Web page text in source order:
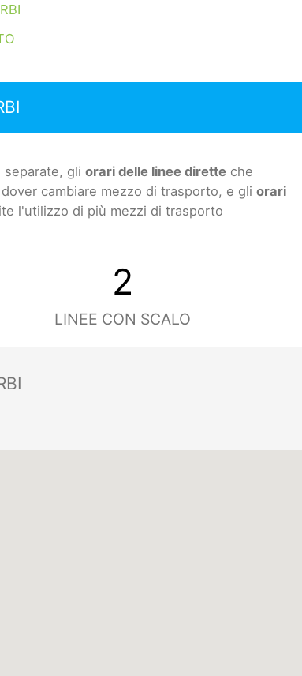
gli orari delle linee diretteche
cambiare mezzo di trasporto, e gli orari
l'utilizzo di più mezzi di trasporto
2
LINEE CON SCALO